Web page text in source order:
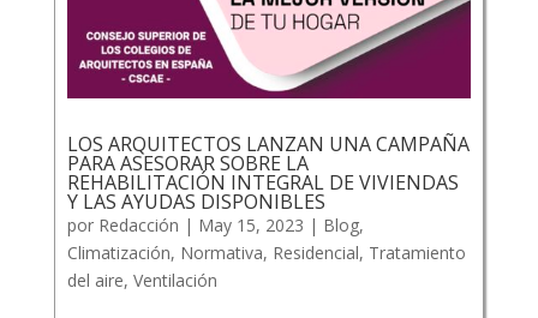
LOS ARQUITECTOS LANZAN UNA CAMPAÑA
PARA ASESORAR SOBRE LA
REHABILITACIÓN INTEGRAL DE VIVIENDAS
Y LAS AYUDAS DISPONIBLES
por Redacción | May 15, 2023 | Blog,
Climatización, Normativa, Residencial, Tratamiento
del aire, Ventilación